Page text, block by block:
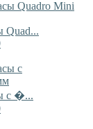
Quad...
с �...